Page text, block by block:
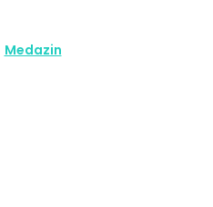
Medazin